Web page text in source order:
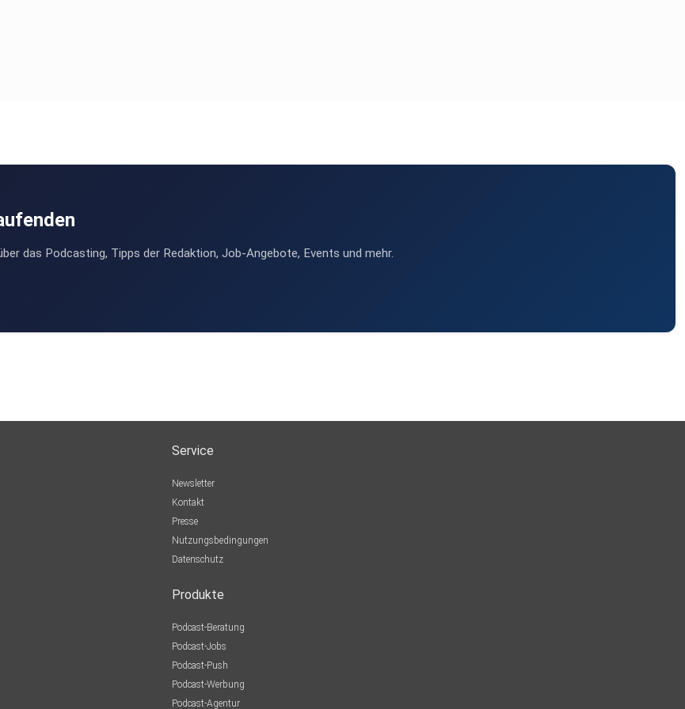
das Podcasting, Tipps der Redaktion, Job-Angebote, Events und mehr.
Service
Newsletter
Kontakt
Presse
Nutzungsbedingungen
Datenschutz
Produkte
Podcast-Beratung
Podcast-Jobs
Podcast-Push
Podcast-Werbung
Podcast-Agentur